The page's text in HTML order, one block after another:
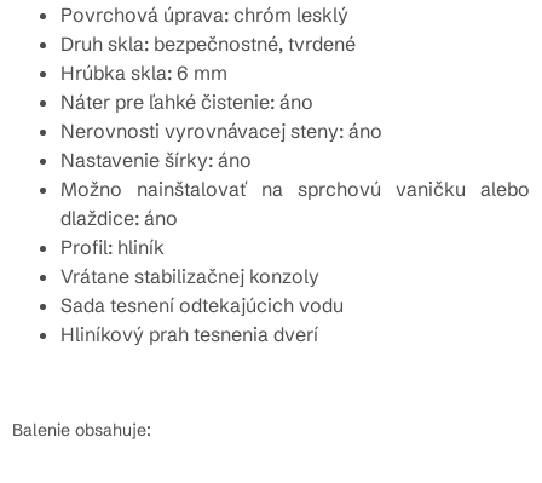
Povrchová úprava: chróm lesklý
Druh skla: bezpečnostné, tvrdené
Hrúbka skla: 6 mm
Náter pre ľahké čistenie: áno
Nerovnosti vyrovnávacej steny: áno
Nastavenie šírky: áno
Možno nainštalovať na sprchovú vaničku alebo
dlaždice: áno
Profil: hliník
Vrátane stabilizačnej konzoly
Sada tesnení odtekajúcich vodu
Hliníkový prah tesnenia dverí
Balenie obsahuje: